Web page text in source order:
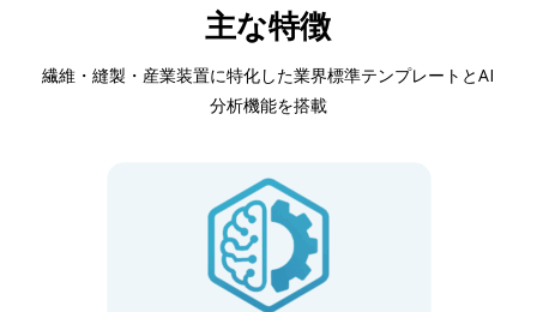
主な特徴
繊維・縫製・産業装置に特化した業界標準テンプレートとAI
分析機能を搭載